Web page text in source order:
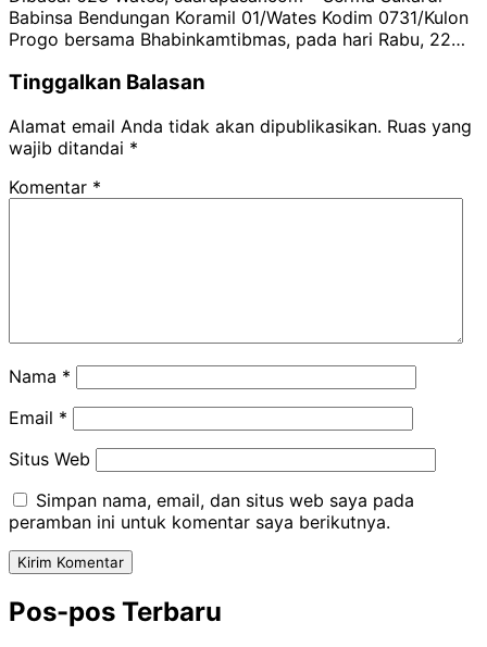
Babinsa Bendungan Koramil 01/Wates Kodim 0731/Kulon
Progo bersama Bhabinkamtibmas, pada hari Rabu, 22…
Tinggalkan Balasan
Alamat email Anda tidak akan dipublikasikan. Ruas yang
wajib ditandai *
Komentar *
Nama *
Email *
Situs Web
Simpan nama, email, dan situs web saya pada
peramban ini untuk komentar saya berikutnya.
Pos-pos Terbaru